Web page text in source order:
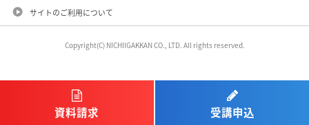
サイトのご利用について
Copyright(C) NICHIIGAKKAN CO., LTD. All rights reserved.
資料請求 受講申込